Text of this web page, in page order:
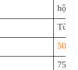
hộp
Tùy